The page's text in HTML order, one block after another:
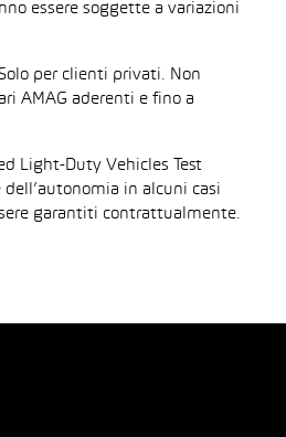
essere soggette a variazioni
per clienti privati. Non
AMAG aderenti e fino a
Light-Duty Vehicles Test
in alcuni casi
garantiti contrattualmente.